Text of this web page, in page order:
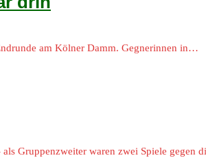
am Kölner Damm. Gegnerinnen in…
Gruppenzweiter waren zwei Spiele gegen